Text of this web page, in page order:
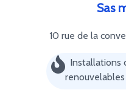
Sas
10 rue de la
Installations
renouvelables